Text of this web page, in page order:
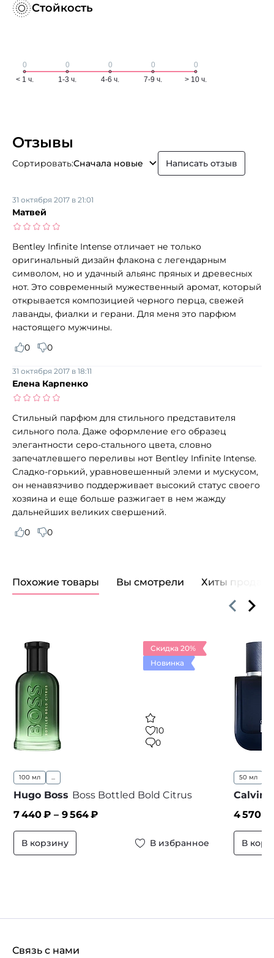
Стойкость
Отзывы
Сортировать:Сначала новые Написать отзыв
Матвей
31 октября 2017 в 21:01
Bentley Infinite Intense отличает не только
оригинальный дизайн флакона с легендарным
символом, но и удачный альянс пряных и древесных
нот. Это современный мужественный аромат, который
открывается композицией черного перца, свежей
лаванды, фиалки и герани. Для меня это парфюм
настоящего мужчины.
0
0
Елена Карпенко
31 октября 2017 в 18:11
Стильный парфюм для стильного представителя
сильного пола. Даже оформление его образец
элегантности серо-стального цвета, словно
запечатлевшего переливы нот Bentley Infinite Intense.
Сладко-горький, уравновешенный элеми и мускусом,
он ненавязчиво поддерживает высокий статус своего
хозяина и еще больше разжигает в нем жажду
дальнейших великих свершений.
0
0
Похожие товары Вы смотрели Хиты продаж
Скидка 20%
Новинка
10
0
100 мл
Hugo Boss Boss Bottled Bold Citrus
7 440₽ – 9 564₽
В корзину В избранное
50 мл
Calvin
4 570
В
Связь с нами